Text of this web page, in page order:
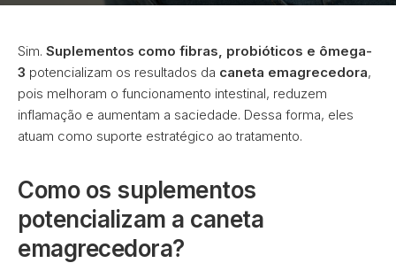
Sim. Suplementos como fibras, probióticos e ômega-
3 potencializam os resultados da caneta emagrecedora,
pois melhoram o funcionamento intestinal, reduzem
inflamação e aumentam a saciedade. Dessa forma, eles
atuam como suporte estratégico ao tratamento.
Como os suplementos
potencializam a caneta
emagrecedora?